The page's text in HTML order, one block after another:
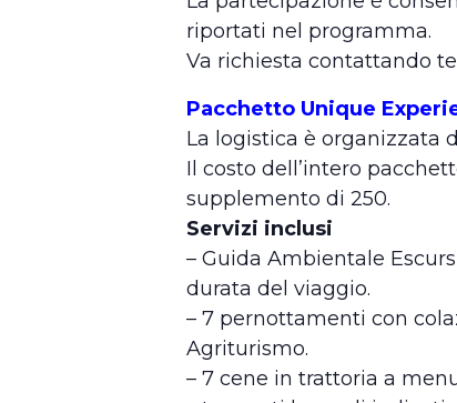
riportati nel programma.
Va richiesta contattando
Pacchetto Unique
La logistica è organizzata
Il costo dell’intero
supplemento di 250.
Servizi inclusi
– Guida Ambientale
durata del viaggio.
– 7 pernottamenti con
Agriturismo.
– 7 cene in trattoria a